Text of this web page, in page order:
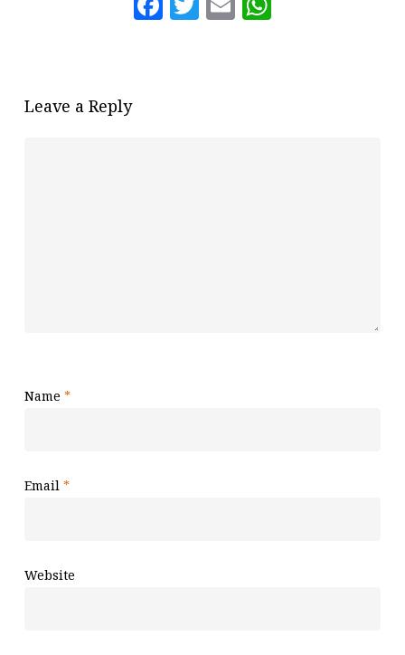
Leave a Reply
Name *
Email *
Website